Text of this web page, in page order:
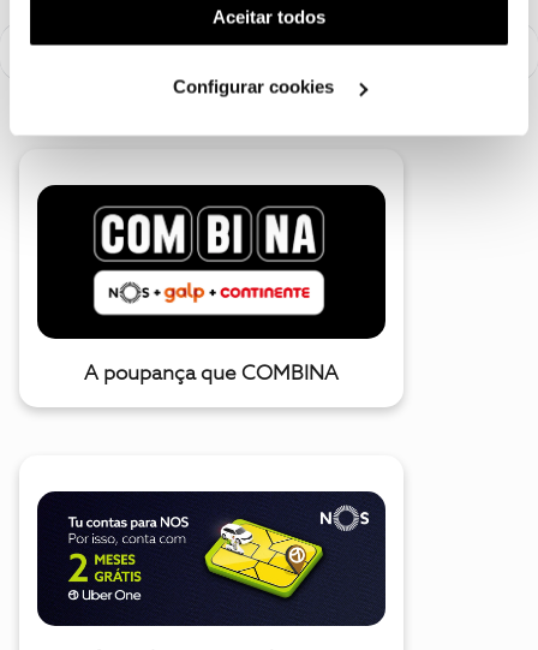
(cookies de publicidade personalizada). Pode gerir a
utilização dos cookies clicando em "Configurar
Aceitar todos
Configurar cookies
A poupança que COMBINA